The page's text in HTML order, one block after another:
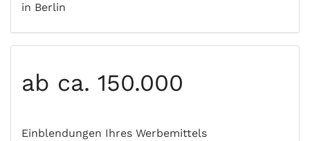
in Berlin
ab ca. 150.000
Einblendungen Ihres Werbemittels